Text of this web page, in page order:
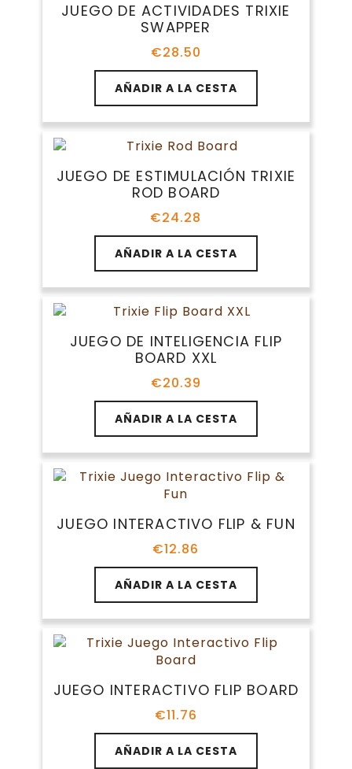
JUEGO DE ACTIVIDADES TRIXIE
SWAPPER
€28.50
AÑADIR A LA CESTA
JUEGO DE ESTIMULACIÓN TRIXIE
ROD BOARD
€24.28
AÑADIR A LA CESTA
JUEGO DE INTELIGENCIA FLIP
BOARD XXL
€20.39
AÑADIR A LA CESTA
JUEGO INTERACTIVO FLIP & FUN
€12.86
AÑADIR A LA CESTA
JUEGO INTERACTIVO FLIP BOARD
€11.76
AÑADIR A LA CESTA